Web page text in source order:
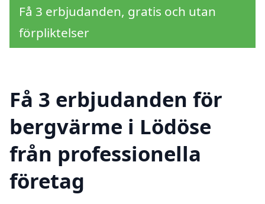
Få 3 erbjudanden, gratis och utan
förpliktelser
Få 3 erbjudanden för
bergvärme i Lödöse
från professionella
företag